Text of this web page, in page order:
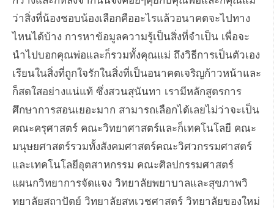
ว่าสิ่งที่น้องชอบน้องเลือกคืออะไรแล้วอนาคตจะไปทาง
ไหนได้บ้าง การหาข้อมูลความรู้เป็นสิ่งที่จำเป็น เพื่อจะ
นำไปบอกคุณพ่อและก็รวมทั้งคุณแม่ ถึงวิธีการเป็นตัวเอง
เรียนในสิ่งที่ถูกใจรักในสิ่งที่เป็นอนาคตเจริญก้าวหน้าและ
ก็สดใสอย่างแน่แท้ ซึ่งสวนสุนันทา เรามีหลักสูตรการ
ศึกษาการสอนเยอะมาก สามารถเลือกได้เลยไม่ว่าจะเป็น
คณะครุศาสตร์ คณะวิทยาศาสตร์และก็เทคโนโลยี คณะ
มนุษยศาสตร์รวมทั้งสังคมศาสตร์คณะวิศวกรรมศาสตร์
และเทคโนโลยีอุตสาหกรรม คณะศิลปกรรมศาสตร์
แผนกวิทยาการจัดแจง วิทยาลัยพยาบาลและสุขภาพวิ
ทยาลัยสถาปัตย์ วิทยาลัยสหเวชศาสตร์ วิทยาลัยของใหม่